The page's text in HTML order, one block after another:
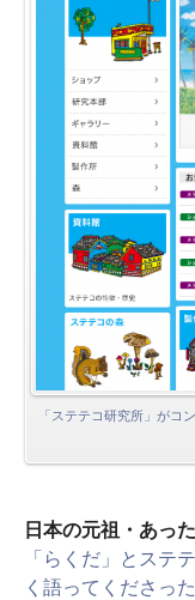
「ステテコ研究所」がコ
日本の元祖・あっ
「らくだ」とステ
く語ってくださっ